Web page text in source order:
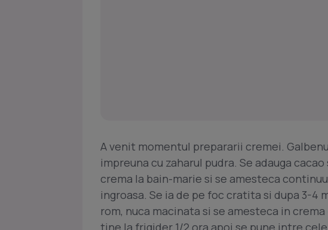
A venit momentul prepararii cremei.
impreuna cu zaharul pudra. Se adauga
crema la bain-marie si se amesteca
ingroasa. Se ia de pe foc cratita si dupa 3-4
rom, nuca macinata si se amesteca in